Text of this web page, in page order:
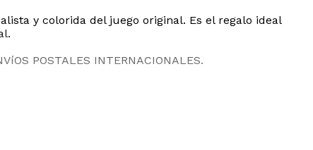
y colorida del juego original. Es el regalo ideal
POSTALES INTERNACIONALES.